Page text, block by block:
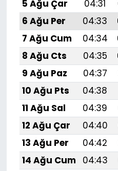
5 Ağu Çar
04:31
6 Ağu Per
04:33
7 Ağu Cum
04:34
8 Ağu Cts
04:35
9 Ağu Paz
04:37
10 Ağu Pts
04:38
11 Ağu Sal
04:39
12 Ağu Çar
04:40
13 Ağu Per
04:42
14 Ağu Cum
04:43